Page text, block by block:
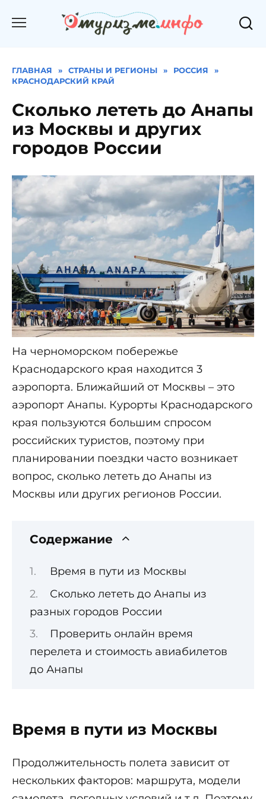
ГЛАВНАЯ » СТРАНЫ И РЕГИОНЫ » РОССИЯ
»
КРАСНОДАРСКИЙ КРАЙ
Сколько лететь до Анапы
из Москвы и других
городов России
На черноморском побережье
Краснодарского края находится 3
аэропорта. Ближайший от Москвы – это
аэропорт Анапы. Курорты Краснодарского
края пользуются большим спросом
российских туристов, поэтому при
планировании поездки часто возникает
вопрос, сколько лететь до Анапы из
Москвы или других регионов России.
Содержание
Время в пути из Москвы
Сколько лететь до Анапы из
разных городов России
Проверить онлайн время
перелета и стоимость авиабилетов
до Анапы
Время в пути из Москвы
Продолжительность полета зависит от
нескольких факторов: маршрута, модели